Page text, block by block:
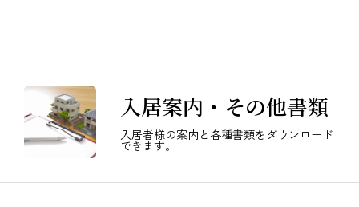
いただい
ておりま
す。ご迷
惑おかけ
しますが
入居案内・その他書類
入居者様の案内と各種書類をダウンロード
できます。